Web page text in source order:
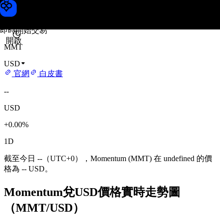
即時開始交易
開啟
Momentum 價格
MMT
USD
官網
白皮書
--
USD
+0.00%
1D
截至今日 --（UTC+0），Momentum (MMT) 在 undefined 的價
格為 -- USD。
Momentum兌USD價格實時走勢圖
（MMT/USD）